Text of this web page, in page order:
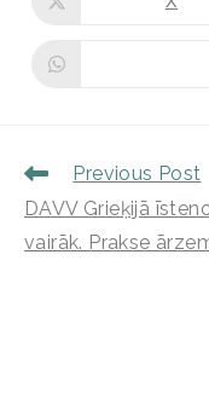
Previous Post
DAVV Grieķijā
vairāk. Prakse